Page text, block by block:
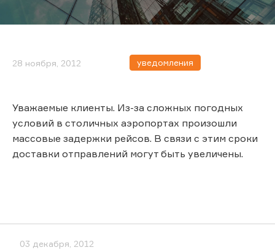
28 ноября, 2012 уведомления
Уважаемые клиенты. Из-за сложных погодных
условий в столичных аэропортах произошли
массовые задержки рейсов. В связи с этим сроки
доставки отправлений могут быть увеличены.
03 декабря, 2012